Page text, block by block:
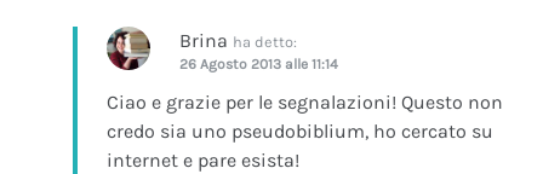
Brina ha detto:
26 Agosto 2013 alle 11:14
Ciao e grazie per le segnalazioni! Questo non
credo sia uno pseudobiblium, ho cercato su
internet e pare esista!